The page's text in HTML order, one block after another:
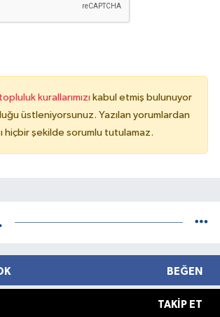
topluluk kurallarımızı kabul etmiş bulunuyor
üstleniyorsunuz. Yazılan yorumlardan
hiçbir şekilde sorumlu tutulamaz.
BEĞEN
TAKIP ET